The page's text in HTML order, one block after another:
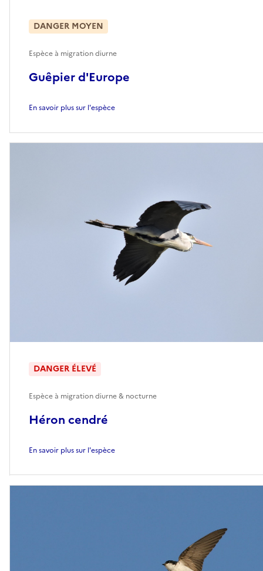
Guêpier d'Europe
DANGER MOYEN
Espèce à migration diurne
En savoir plus sur l'espèce
Héron cendré
DANGER ÉLEVÉ
Espèce à migration diurne & nocturne
En savoir plus sur l'espèce